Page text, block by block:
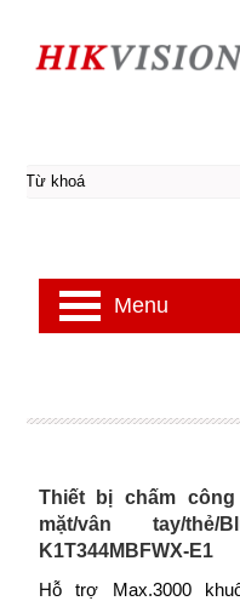
Thiết bị chấm
mặt/vân tay/thẻ/
K1T344MBFWX-E1
Hỗ trợ Max.3000
Menu